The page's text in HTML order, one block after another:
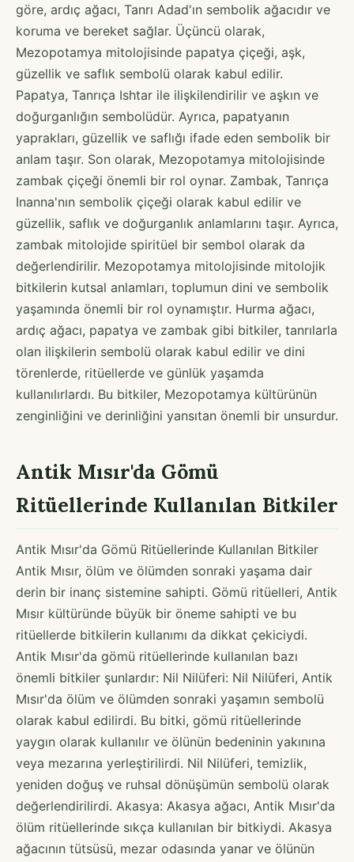
göre, ardıç ağacı, Tanrı Adad'ın sembolik ağacıdır ve
koruma ve bereket sağlar. Üçüncü olarak,
Mezopotamya mitolojisinde papatya çiçeği, aşk,
güzellik ve saflık sembolü olarak kabul edilir.
Papatya, Tanrıça Ishtar ile ilişkilendirilir ve aşkın ve
doğurganlığın sembolüdür. Ayrıca, papatyanın
yaprakları, güzellik ve saflığı ifade eden sembolik bir
anlam taşır. Son olarak, Mezopotamya mitolojisinde
zambak çiçeği önemli bir rol oynar. Zambak, Tanrıça
Inanna'nın sembolik çiçeği olarak kabul edilir ve
güzellik, saflık ve doğurganlık anlamlarını taşır. Ayrıca,
zambak mitolojide spiritüel bir sembol olarak da
değerlendirilir. Mezopotamya mitolojisinde mitolojik
bitkilerin kutsal anlamları, toplumun dini ve sembolik
yaşamında önemli bir rol oynamıştır. Hurma ağacı,
ardıç ağacı, papatya ve zambak gibi bitkiler, tanrılarla
olan ilişkilerin sembolü olarak kabul edilir ve dini
törenlerde, ritüellerde ve günlük yaşamda
kullanılırlardı. Bu bitkiler, Mezopotamya kültürünün
zenginliğini ve derinliğini yansıtan önemli bir unsurdur.
Antik Mısır'da Gömü
Ritüellerinde Kullanılan Bitkiler
Antik Mısır'da Gömü Ritüellerinde Kullanılan Bitkiler
Antik Mısır, ölüm ve ölümden sonraki yaşama dair
derin bir inanç sistemine sahipti. Gömü ritüelleri, Antik
Mısır kültüründe büyük bir öneme sahipti ve bu
ritüellerde bitkilerin kullanımı da dikkat çekiciydi.
Antik Mısır'da gömü ritüellerinde kullanılan bazı
önemli bitkiler şunlardır: Nil Nilüferi: Nil Nilüferi, Antik
Mısır'da ölüm ve ölümden sonraki yaşamın sembolü
olarak kabul edilirdi. Bu bitki, gömü ritüellerinde
yaygın olarak kullanılır ve ölünün bedeninin yakınına
veya mezarına yerleştirilirdi. Nil Nilüferi, temizlik,
yeniden doğuş ve ruhsal dönüşümün sembolü olarak
değerlendirilirdi. Akasya: Akasya ağacı, Antik Mısır'da
ölüm ritüellerinde sıkça kullanılan bir bitkiydi. Akasya
ağacının tütsüsü, mezar odasında yanar ve ölünün